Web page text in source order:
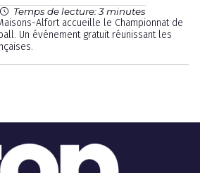
Temps de lecture: 3 minutes
Alfort accueille le Championnat de
Un événement gratuit réunissant les